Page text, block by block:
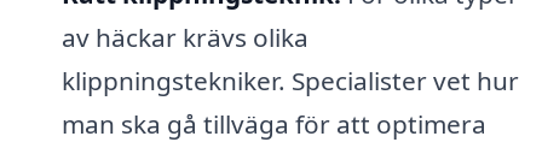
av häckar krävs olika
klippningstekniker. Specialister vet hur
man ska gå tillväga för att optimera